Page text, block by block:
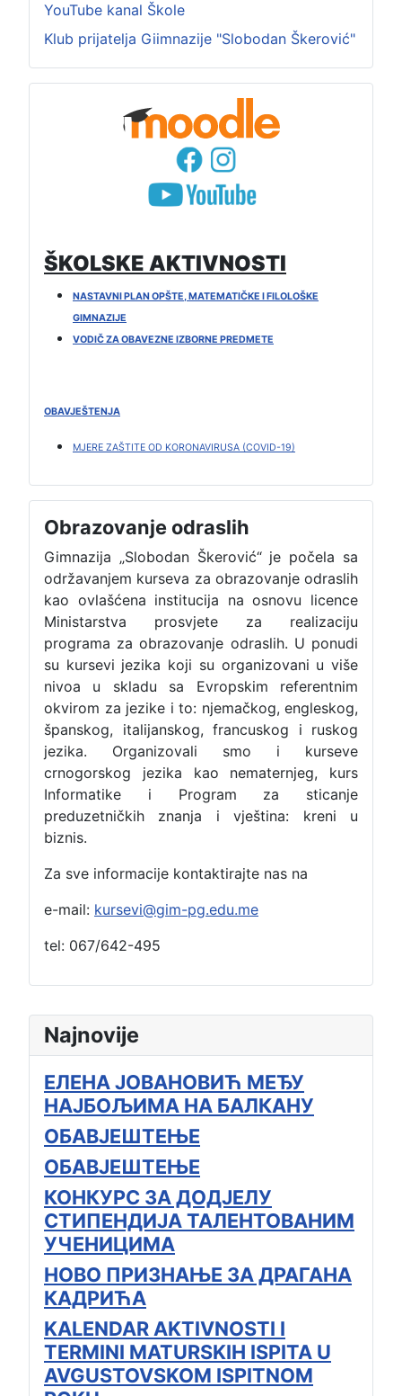
Najnovije
ЕЛЕНА ЈОВАНОВИЋ МЕЂУ
НАЈБОЉИМА НА БАЛКАНУ
ОБАВЈЕШТЕЊЕ
ОБАВЈЕШТЕЊЕ
КОНКУРС ЗА ДОДЈЕЛУ
СТИПЕНДИЈА ТАЛЕНТОВАНИМ
УЧЕНИЦИМА
НОВО ПРИЗНАЊЕ ЗА ДРАГАНА
КАДРИЋА
KALENDAR AKTIVNOSTI I
TERMINI MATURSKIH ISPITA U
AVGUSTOVSKOM ISPITNOM
YouTube kanal Škole
Klub prijatelja Giimnazije "Slobodan Škerović"
ŠKOLSKE AKTIVNOSTI
NASTAVNI PLAN OPŠTE, MATEMATIČKE I FILOLOŠKE
GIMNAZIJE
VODIČ ZA OBAVEZNE IZBORNE PREDMETE
OBAVJEŠTENJA
MJERE ZAŠTITE OD KORONAVIRUSA (COVID-19)
Obrazovanje odraslih
Gimnazija „Slobodan Škerović“ je počela sa
održavanjem kurseva za obrazovanje odraslih
kao ovlašćena institucija na osnovu licence
Ministarstva prosvjete za realizaciju
programa za obrazovanje odraslih. U ponudi
su kursevi jezika koji su organizovani u više
nivoa u skladu sa Evropskim referentnim
okvirom za jezike i to: njemačkog, engleskog,
španskog, italijanskog, francuskog i ruskog
jezika. Organizovali smo i kurseve
crnogorskog jezika kao nematernjeg, kurs
Informatike i Program za sticanje
preduzetničkih znanja i vještina: kreni u
biznis.
Za sve informacije kontaktirajte nas na
e-mail: kursevi@gim-pg.edu.me
tel: 067/642-495